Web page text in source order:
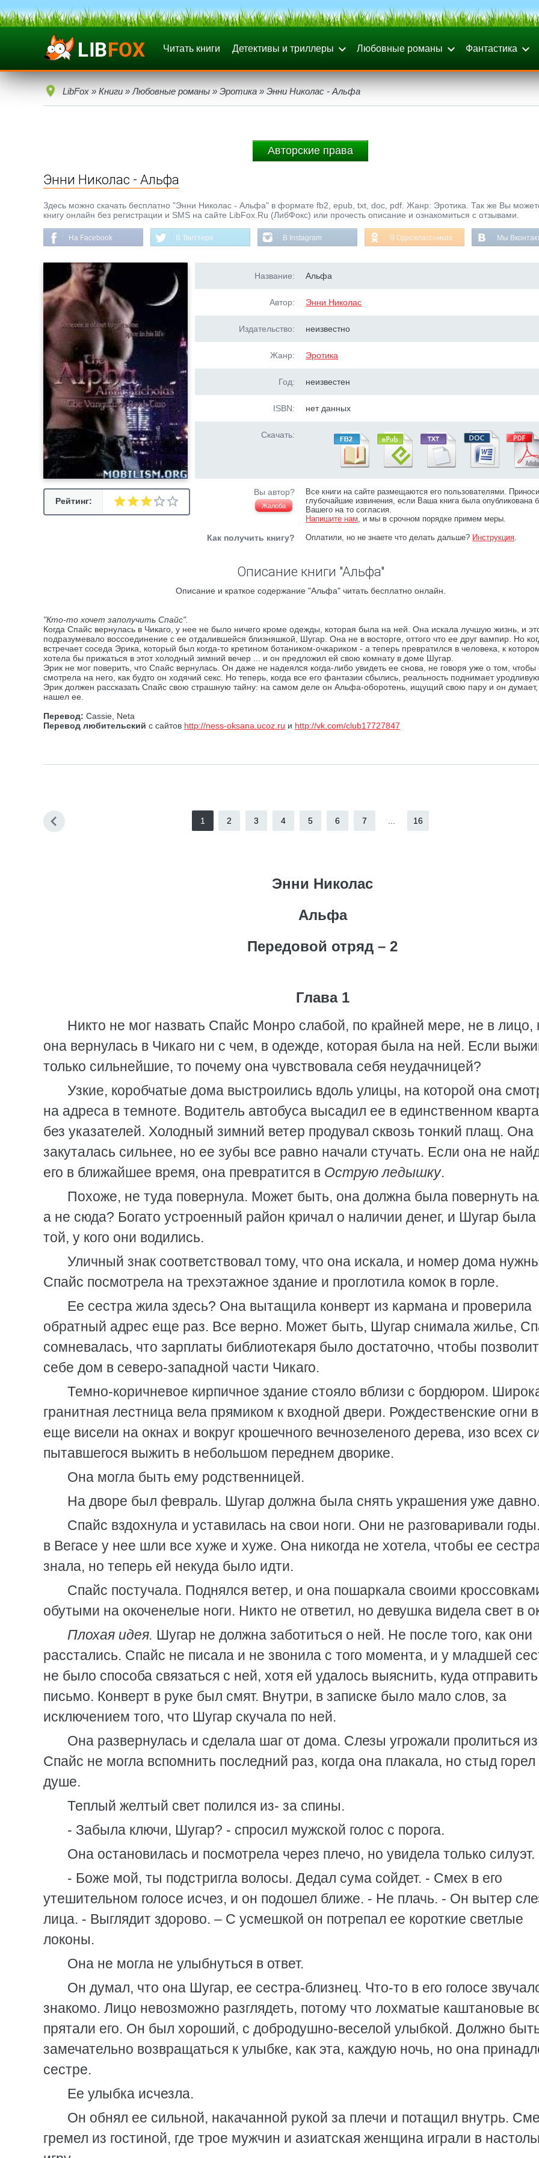
Читать книги Детективы и триллеры Любовные романы Фантастика
LibFox » Книги » Любовные романы » Эротика » Энни Николас - Альфа
Авторские права
Энни Николас - Альфа
Здесь можно скачать бесплатно "Энни Николас - Альфа" в формате fb2, epub, txt, doc, pdf. Жанр: Эротика. Так же Вы
книгу онлайн без регистрации и SMS на сайте LibFox.Ru (ЛибФокс) или прочесть описание и ознакомиться с отзывами.
На Facebook В Твиттере В Instagram В Одноклассниках Мы
Рейтинг:
Название: Альфа
Автор: Энни Николас
Издательство: неизвестно
Жанр: Эротика
Год: неизвестен
ISBN: нет данных
Скачать:
Вы автор?
Жалоба
Все книги на сайте размещаются его пользователями.
глубочайшие извинения, если Ваша книга была опубликована
Вашего на то согласия.
Напишите нам, и мы в срочном порядке примем меры.
Как получить книгу? Оплатили, но не знаете что делать дальше? Инструкция.
Описание книги "Альфа"
Описание и краткое содержание "Альфа" читать бесплатно онлайн.
"Кто-то хочет заполучить Спайс".
Когда Спайс вернулась в Чикаго, у нее не было ничего кроме одежды, которая была на ней. Она искала лучшую жизнь, и
подразумевало воссоединение с ее отдалившейся близняшкой, Шугар. Она не в восторге, оттого что ее друг вампир. Но
встречает соседа Эрика, который был когда-то кретином ботаником-очкариком - а теперь превратился в человека, к
хотела бы прижаться в этот холодный зимний вечер ... и он предложил ей свою комнату в доме Шугар.
Эрик не мог поверить, что Спайс вернулась. Он даже не надеялся когда-либо увидеть ее снова, не говоря уже о том, чтобы
смотрела на него, как будто он ходячий секс. Но теперь, когда все его фантазии сбылись, реальность поднимает
Эрик должен рассказать Спайс свою страшную тайну: на самом деле он Альфа-оборотень, ищущий свою пару и он думает,
нашел ее.
Перевод: Cassie, Neta
Перевод любительский с сайтов http://ness-oksana.ucoz.ru и http://vk.com/club17727847
1 2 3 4 5 6 7 16
Энни Николас
Альфа
Передовой отряд – 2
Глава 1
Никто не мог назвать Спайс Монро слабой, по крайней мере, не в лицо,
она вернулась в Чикаго ни с чем, в одежде, которая была на ней. Если
только сильнейшие, то почему она чувствовала себя неудачницей?
Узкие, коробчатые дома выстроились вдоль улицы, на которой она
на адреса в темноте. Водитель автобуса высадил ее в единственном
без указателей. Холодный зимний ветер продувал сквозь тонкий плащ. Она
закуталась сильнее, но ее зубы все равно начали стучать. Если она не
его в ближайшее время, она превратится в Острую ледышку.
Похоже, не туда повернула. Может быть, она должна была повернуть
а не сюда? Богато устроенный район кричал о наличии денег, и Шугар была
той, у кого они водились.
Уличный знак соответствовал тому, что она искала, и номер дома
Спайс посмотрела на трехэтажное здание и проглотила комок в горле.
Ее сестра жила здесь? Она вытащила конверт из кармана и проверила
обратный адрес еще раз. Все верно. Может быть, Шугар снимала жилье,
сомневалась, что зарплаты библиотекаря было достаточно, чтобы
себе дом в северо-западной части Чикаго.
Темно-коричневое кирпичное здание стояло вблизи с бордюром.
гранитная лестница вела прямиком к входной двери. Рождественские огни
еще висели на окнах и вокруг крошечного вечнозеленого дерева, изо всех
пытавшегося выжить в небольшом переднем дворике.
Она могла быть ему родственницей.
На дворе был февраль. Шугар должна была снять украшения уже давно.
Спайс вздохнула и уставилась на свои ноги. Они не разговаривали
в Вегасе у нее шли все хуже и хуже. Она никогда не хотела, чтобы ее
знала, но теперь ей некуда было идти.
Спайс постучала. Поднялся ветер, и она пошаркала своими
обутыми на окоченелые ноги. Никто не ответил, но девушка видела свет в
Плохая идея. Шугар не должна заботиться о ней. Не после того, как они
расстались. Спайс не писала и не звонила с того момента, и у младшей
не было способа связаться с ней, хотя ей удалось выяснить, куда
письмо. Конверт в руке был смят. Внутри, в записке было мало слов, за
исключением того, что Шугар скучала по ней.
Она развернулась и сделала шаг от дома. Слезы угрожали пролиться из
Спайс не могла вспомнить последний раз, когда она плакала, но стыд горел
душе.
Теплый желтый свет полился из- за спины.
- Забыла ключи, Шугар? - спросил мужской голос с порога.
Она остановилась и посмотрела через плечо, но увидела только силуэт.
- Боже мой, ты подстригла волосы. Дедал сума сойдет. - Смех в его
утешительном голосе исчез, и он подошел ближе. - Не плачь. - Он вытер
лица. - Выглядит здорово. – С усмешкой он потрепал ее короткие светлые
локоны.
Она не могла не улыбнуться в ответ.
Он думал, что она Шугар, ее сестра-близнец. Что-то в его голосе
знакомо. Лицо невозможно разглядеть, потому что лохматые каштановые
прятали его. Он был хороший, с добродушно-веселой улыбкой. Должно
замечательно возвращаться к улыбке, как эта, каждую ночь, но она
сестре.
Ее улыбка исчезла.
Он обнял ее сильной, накачанной рукой за плечи и потащил внутрь.
гремел из гостиной, где трое мужчин и азиатская женщина играли в